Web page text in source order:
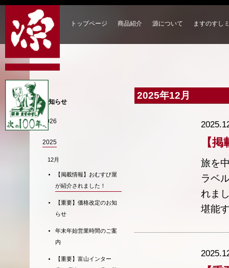
トップページ 商品紹介 源について ますのすし
2025年12月
【
旅を
ラベ
れま
堪能
お知らせ
2026
2025
12月
【掲載情報】おむすび屋
が紹介されました！
【重要】価格改定のお知
らせ
年末年始営業時間のご案
内
【重要】富山インター